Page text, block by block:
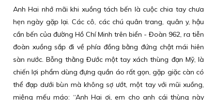
Anh Hai nhớ mãi khi xuồng tách bến là cuộc chia tay chưa
hẹn ngày gặp lại. Các cô, các chú quân trang, quân y, hậu
cần bến của đường Hồ Chí Minh trên biển - Đoàn 962, ra tiễn
đoàn xuồng sắp đi về phía đồng bằng đứng chật mái hiên
sàn nước. Bỗng thằng Đước một tay xách thùng đạn Mỹ, là
chiến lợi phẩm dùng đựng quần áo rất gọn, gặp giặc càn có
thể đạp dưới bùn mà không sợ ướt, một tay với mũi xuồng,
miệng mếu máo: “Anh Hai ơi, em cho anh cái thùng này